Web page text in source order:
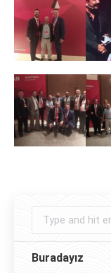
Search:
Buradayız